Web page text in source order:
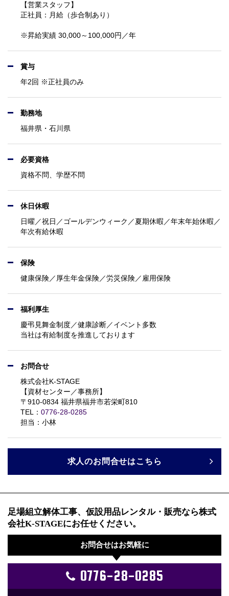
【営業スタッフ】
正社員：月給（歩合制あり）
※昇給実績 30,000～100,000円／年
賞与
年2回 ※正社員のみ
勤務地
福井県・石川県
必要資格
資格不問、学歴不問
休日休暇
日曜／祝日／ゴールデンウィーク／夏期休暇／年末年始休暇／
年次有給休暇
保険
健康保険／厚生年金保険／労災保険／雇用保険
福利厚生
慶弔見舞金制度／健康診断／イベント多数
当社は有給制度を推進しております
お問合せ
株式会社K-STAGE
【資材センター／事務所】
〒910-0834 福井県福井市若栄町810
TEL： 0776-28-0285
担当：小林
求人のお問合せはこちら
足場組立解体工事、仮設用品レンタル・販売なら株式
会社K-STAGEにお任せください。
お問合せはお気軽に
0776-28-0285